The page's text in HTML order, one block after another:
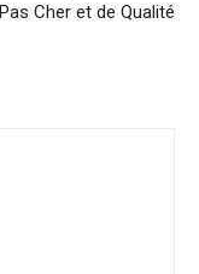
Pas Cher et de Qualité